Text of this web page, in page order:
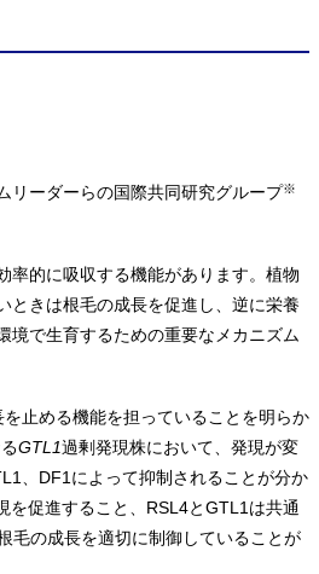
リーダーらの国際共同研究グループ※
率的に吸収する機能があります。植物
ときは根毛の成長を促進し、逆に栄養
境で生育するための重要なメカニズム
止める機能を担っていることを明らか
GTL1過剰発現株において、発現が変
、DF1によって抑制されることが分か
を促進すること、RSL4とGTL1は共通
毛の成長を適切に制御していることが